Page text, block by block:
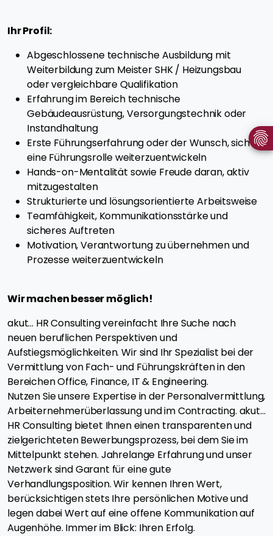
Ihr Profil:
Abgeschlossene technische Ausbildung mit
Weiterbildung zum Meister SHK / Heizungsbau
oder vergleichbare Qualifikation
Erfahrung im Bereich technische
Gebäudeausrüstung, Versorgungstechnik oder
Instandhaltung
Erste Führungserfahrung oder der Wunsch, sich in
eine Führungsrolle weiterzuentwickeln
Hands-on-Mentalität sowie Freude daran, aktiv
mitzugestalten
Strukturierte und lösungsorientierte Arbeitsweise
Teamfähigkeit, Kommunikationsstärke und
sicheres Auftreten
Motivation, Verantwortung zu übernehmen und
Prozesse weiterzuentwickeln
Wir machen besser möglich!
akut... HR Consulting vereinfacht Ihre Suche nach
neuen beruflichen Perspektiven und
Aufstiegsmöglichkeiten. Wir sind Ihr Spezialist bei der
Vermittlung von Fach- und Führungskräften in den
Bereichen Office, Finance, IT & Engineering.
Nutzen Sie unsere Expertise in der Personalvermittlung,
Arbeiternehmerüberlassung und im Contracting. akut...
HR Consulting bietet Ihnen einen transparenten und
zielgerichteten Bewerbungsprozess, bei dem Sie im
Mittelpunkt stehen. Jahrelange Erfahrung und unser
Netzwerk sind Garant für eine gute
Verhandlungsposition. Wir kennen Ihren Wert,
berücksichtigen stets Ihre persönlichen Motive und
legen dabei Wert auf eine offene Kommunikation auf
Augenhöhe. Immer im Blick: Ihren Erfolg.